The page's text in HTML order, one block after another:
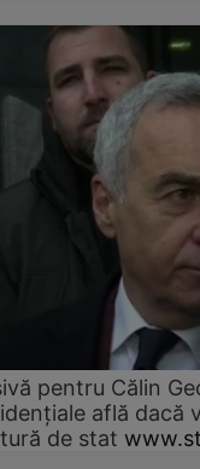
pentru Călin
află dacă
de stat